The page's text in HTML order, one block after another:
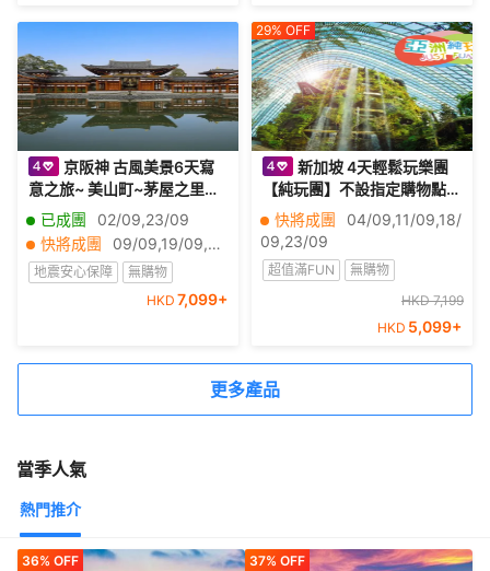
京阪神 古風美景6天寫
意之旅~ 美山町~茅屋之里、
「世界文化遺產」平等院、
嵐山風景區~渡月橋、紀三井
寺、和歌山電鐵貓站長車站~
乘特色觀光列車
已成團
02/09,23/09
快將成團
09/09,19/09,30/09
地震安心保障
無購物
HKD 7,099+
29% OFF
新加坡 4天輕鬆玩樂團
【純玩團】不設指定購物點
《一日自由活動、Gardens
by the Bay濱海灣花園~Flo
wer Dome & Cloud Fores
t、聖淘沙島、獅頭魚尾像》
快將成團
04/09,11/09,18/
09,23/09
超值滿FUN
無購物
HKD 7,199
HKD 5,099+
更多產品
當季人氣
熱門推介
36% OFF 37% OFF